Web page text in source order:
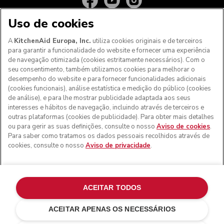
Aos clientes nos Açores, Madeira e outros territórios
portugueses: Por favor, contacte a nossa equipa de Apoio
ao Cliente para efetuar a sua encomenda, de forma a
podermos fornecer os custos de envio exatos e aplicar a
taxa de IVA correta
nos EUA e noutros locais.
Gerir as minhas cookies
Aviso de privacidade
Política de cookies
Outros países
Uso de cookies
A KitchenAid Europa, Inc. utiliza cookies originais e de terceiros
para garantir a funcionalidade do website e fornecer uma experiência
de navegação otimizada (cookies estritamente necessários). Com o
seu consentimento, também utilizamos cookies para melhorar o
desempenho do website e para fornecer funcionalidades adicionais
(cookies funcionais), análise estatística e medição do público (cookies
de análise), e para lhe mostrar publicidade adaptada aos seus
interesses e hábitos de navegação, incluindo através de terceiros e
outras plataformas (cookies de publicidade). Para obter mais detalhes
ou para gerir as suas definições, consulte o nosso Aviso de cookies.
Para saber como tratamos os dados pessoais recolhidos através de
cookies, consulte o nosso Aviso de privacidade.
ACEITAR APENAS OS NECESSÁRIOS
ACEITAR TODOS